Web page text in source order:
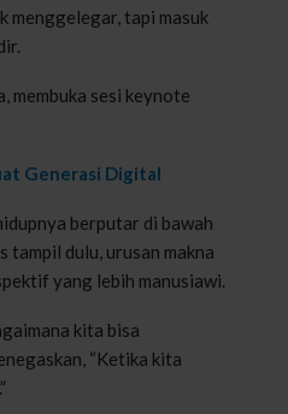
menggelegar, tapi masuk
sesi keynote
Generasi Digital
berputar di bawah
dulu, urusan makna
yang lebih manusiawi.
kita bisa
“Ketika kita